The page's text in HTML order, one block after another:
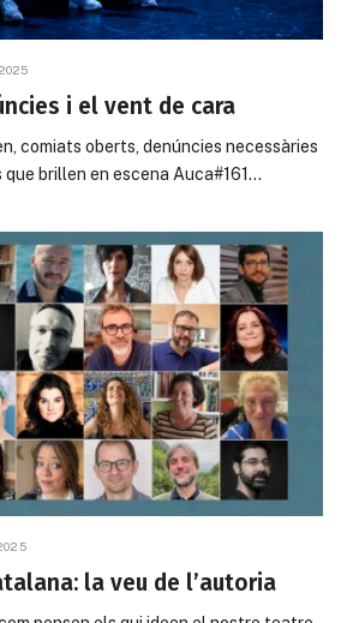
i el vent de cara
comiats oberts, denúncies necessàries
brillen en escena Auca#161…
la veu de l’autoria